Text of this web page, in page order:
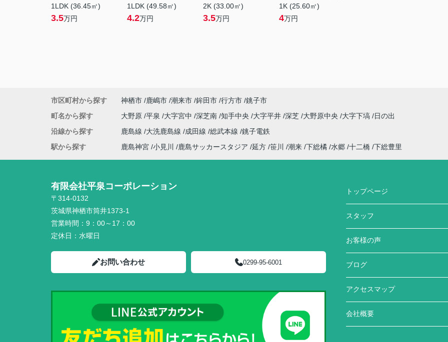
1LDK (36.45㎡)
3.5万円
1LDK (49.58㎡)
4.2万円
2K (33.00㎡)
3.5万円
1K (25.60㎡)
4万円
市区町村から探す 神栖市 鹿嶋市 潮来市 鉾田市 行方市 銚子市
町名から探す
大野原 平泉 大字宮中 深芝南 知手中央 大字平井 深芝 大野原中央 大字下塙
日の出
沿線から探す
鹿島線 大洗鹿島線 成田線 総武本線 銚子電鉄
駅から探す
鹿島神宮 小見川 鹿島サッカースタジア 延方 笹川 潮来 下総橘 水郷 十二橋 下総豊里
有限会社平泉コーポレーション
〒314-0132
茨城県神栖市筒井1373-1
営業時間： 9：00～17：00
定休日： 水曜日
お問い合わせ 0299-95-6001
トップページ
スタッフ
お客様の声
ブログ
アクセスマップ
会社概要